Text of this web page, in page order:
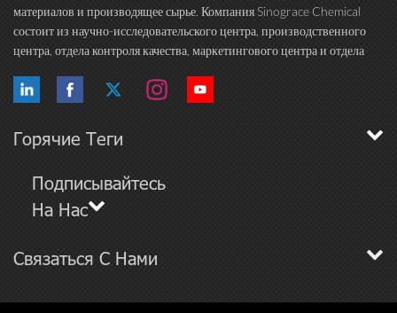
материалов и производящее сырье. Компания Sinograce Chemical
состоит из научно-исследовательского центра, производственного
центра, отдела контроля качества, маркетингового центра и отдела
исследованиям в области высокока...
Горячие Теги
Подписывайтесь
На Нас
Связаться С Нами